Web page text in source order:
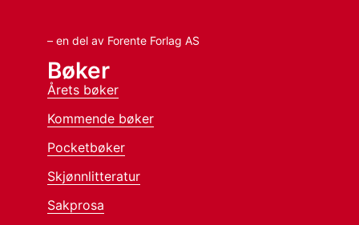
– en del av Forente Forlag AS
Bøker
Årets bøker
Kommende bøker
Pocketbøker
Skjønnlitteratur
Sakprosa